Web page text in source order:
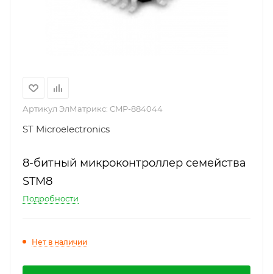
Артикул ЭлМатрикс: CMP-884044
ST Microelectronics
8-битный микроконтроллер семейства
STM8
Подробности
Нет в наличии